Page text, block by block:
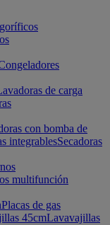
de carga
con bomba de
integrablesSecadoras
multifunción
Placas de gas
45cmLavavajillas